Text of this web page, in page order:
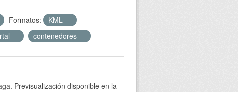
Formatos:
KML
contenedores
Previsualización disponible en la